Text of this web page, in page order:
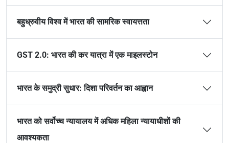
बहुध्रुवीय विश्व में भारत की सामरिक स्वायत्तता
GST 2.0: भारत की कर यात्रा में एक माइलस्टोन
भारत के समुद्री सुधार: दिशा परिवर्तन का आह्वान
भारत को सर्वोच्च न्यायालय में अधिक महिला न्यायाधीशों की
आवश्यकता